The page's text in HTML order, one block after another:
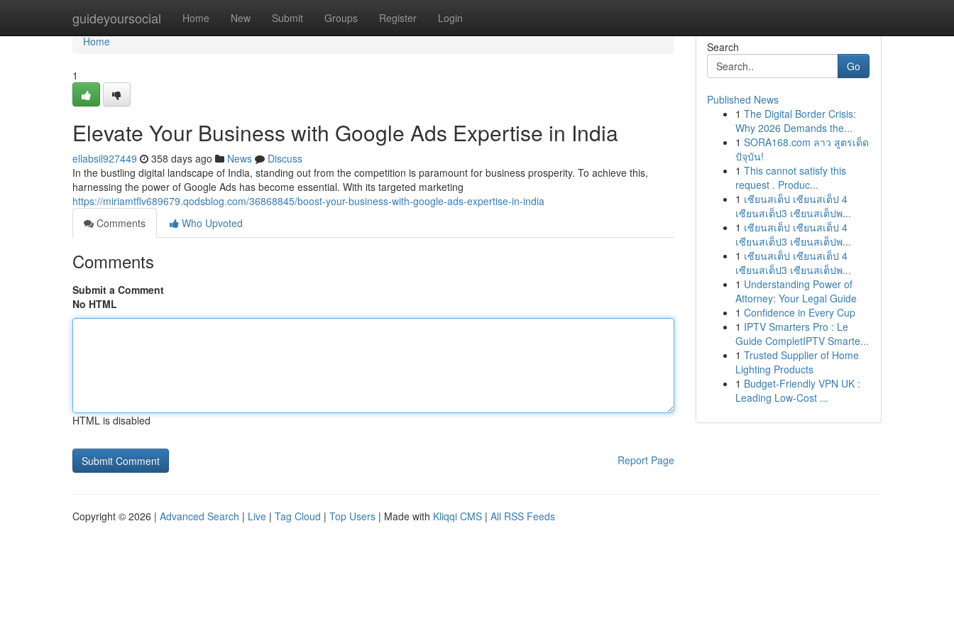
guideyoursocial Home New Submit Groups Register Login
Home
Home
1
Elevate Your Business with Google Ads Expertise in India
ellabsil927449 358 days ago News
Discuss
In the bustling digital landscape of India, standing out from the competition is paramount for business prosperity. To achieve this,
harnessing the power of Google Ads has become essential. With its targeted marketing
https://miriamtflv689679.qodsblog.com/36868845/boost-your-business-with-google-ads-expertise-in-india
Comments
Who Upvoted
Comments
Submit a Comment
No HTML
HTML is disabled
Report Page
Search
Go
Published News
1 The Digital Border Crisis:
Why 2026 Demands the...
1 SORA168.com ลาว สูตรเด็ด
ปัจุบัน!
1 This cannot satisfy this
request . Produc...
1 เซียนสเต็ป เซียนสเต็ป 4
เซียนสเต็ป3 เซียนสเต็ปพ...
1 เซียนสเต็ป เซียนสเต็ป 4
เซียนสเต็ป3 เซียนสเต็ปพ...
1 เซียนสเต็ป เซียนสเต็ป 4
เซียนสเต็ป3 เซียนสเต็ปพ...
1 Understanding Power of
Attorney: Your Legal Guide
1 Confidence in Every Cup
1 IPTV Smarters Pro : Le
Guide CompletIPTV Smarte...
1 Trusted Supplier of Home
Lighting Products
1 Budget-Friendly VPN UK :
Leading Low-Cost ...
Copyright © 2026 | Advanced Search | Live | Tag Cloud | Top Users | Made with Kliqqi CMS | All RSS Feeds